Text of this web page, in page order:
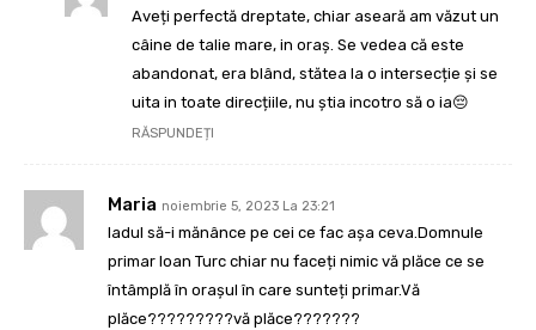
Aveți perfectă dreptate, chiar aseară am văzut un
câine de talie mare, in oraş. Se vedea că este
abandonat, era blând, stătea la o intersecție şi se
uita in toate direcțiile, nu ştia incotro să o ia😔
RĂSPUNDEȚI
Maria noiembrie 5, 2023 La 23:21
Iadul să-i mănânce pe cei ce fac așa ceva.Domnule
primar Ioan Turc chiar nu faceți nimic vă plăce ce se
întâmplă în orașul în care sunteți primar.Vă
plăce?????????vă plăce???????